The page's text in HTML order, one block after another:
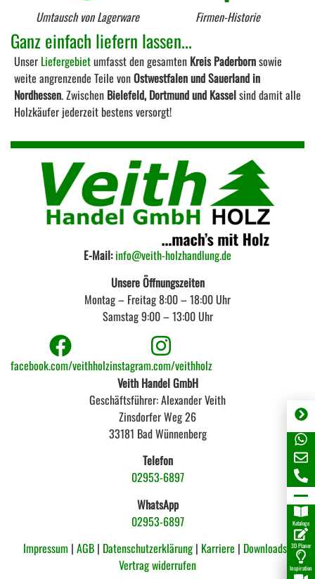
Umtausch von Lagerware Firmen-Historie
Ganz einfach liefern lassen...
Unser Liefergebietumfasst den gesamten Kreis Paderbornsowie
weite angrenzende Teile vonOstwestfalen und Sauerland in
Nordhessen. Zwischen Bielefeld, Dortmund und Kasselsind damit alle
Holzkäufer jederzeit bestens versorgt!
Veith Handel GmbH
Geschäftsführer: Alexander Veith
Zinsdorfer Weg 26
33181 Bad Wünnenberg
Telefon
02953-6897
WhatsApp
02953-6897
E-Mail:info@veith-holzhandlung.de
Unsere Öffnungszeiten
Montag – Freitag 8:00 – 18:00 Uhr
Samstag 9:00 – 13:00 Uhr
facebook.com/veithholzinstagram.com/veithholz
Impressum | AGB| Datenschutzerklärung | Karriere | Downloads |
Vertrag widerrufen
Kataloge
3D Planer
Inspiration